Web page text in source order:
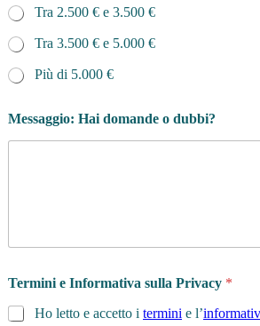
Tra 2.500 € e 3.500 €
Tra 3.500 € e 5.000 €
Più di 5.000 €
Messaggio: Hai domande o dubbi?
Termini e Informativa sulla Privacy *
Ho letto e accetto i termini e l’